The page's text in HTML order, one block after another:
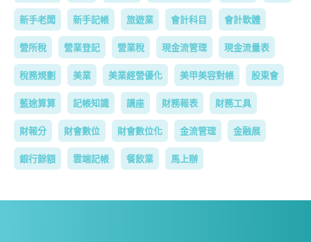
新手老闆 新手記帳 旅遊業 會計科目 會計軟體
營所稅 營業登記 營業稅 現金流管理 現金流量表
稅務規劃 美業 美業經營優化 美甲美容對帳 股東會
藍途算算 記帳知識 講座 財務報表 財務工具
財報分 財會數位 財會數位化 金流管理 金融展
銀行餘額 雲端記帳 餐飲業 馬上辦